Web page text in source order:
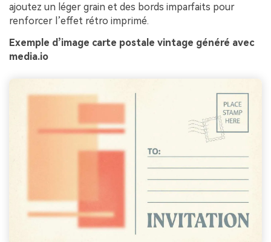
ajoutez un léger grain et des bords imparfaits pour
renforcer l’effet rétro imprimé.
Exemple d’image carte postale vintage généré avec
media.io